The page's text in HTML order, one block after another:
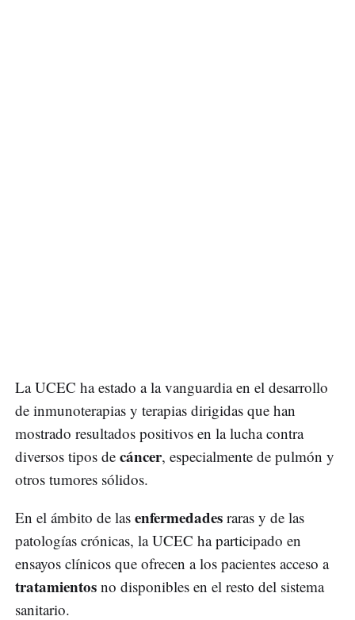
La UCEC ha estado a la vanguardia en el desarrollo
de inmunoterapias y terapias dirigidas que han
mostrado resultados positivos en la lucha contra
diversos tipos de cáncer, especialmente de pulmón y
otros tumores sólidos.
En el ámbito de las enfermedades raras y de las
patologías crónicas, la UCEC ha participado en
ensayos clínicos que ofrecen a los pacientes acceso a
tratamientos no disponibles en el resto del sistema
sanitario.